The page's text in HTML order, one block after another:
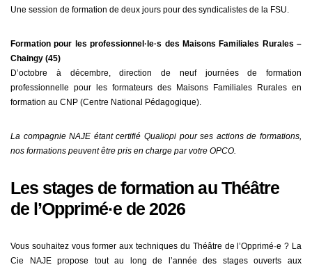
Une session de formation de deux jours pour des syndicalistes de la FSU.
Formation pour les professionnel·le·s des Maisons Familiales Rurales –
Chaingy (45)
D’octobre à décembre, direction de neuf journées de formation
professionnelle pour les formateurs des Maisons Familiales Rurales en
formation au CNP (Centre National Pédagogique).
La compagnie NAJE étant certifié Qualiopi pour ses actions de formations,
nos formations peuvent être pris en charge par votre OPCO.
Les stages de formation au Théâtre
de l’Opprimé·e de 2026
Vous souhaitez vous former aux techniques du Théâtre de l’Opprimé·e ? La
Cie NAJE propose tout au long de l’année des stages ouverts aux